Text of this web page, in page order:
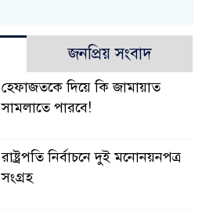
জনপ্রিয় সংবাদ
হেফাজতকে দিয়ে কি জামায়াত
সামলাতে পারবে!
রাষ্ট্রপতি নির্বাচনে দুই মনোনয়নপত্র
সংগ্রহ